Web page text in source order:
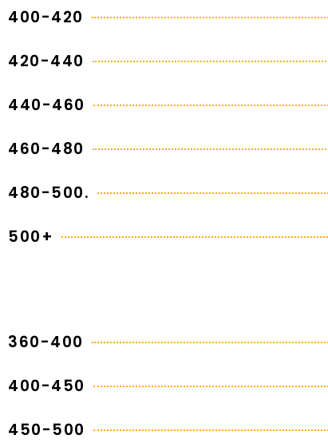
400-420
420-440
440-460
460-480
480-500.
500+
360-400
400-450
450-500